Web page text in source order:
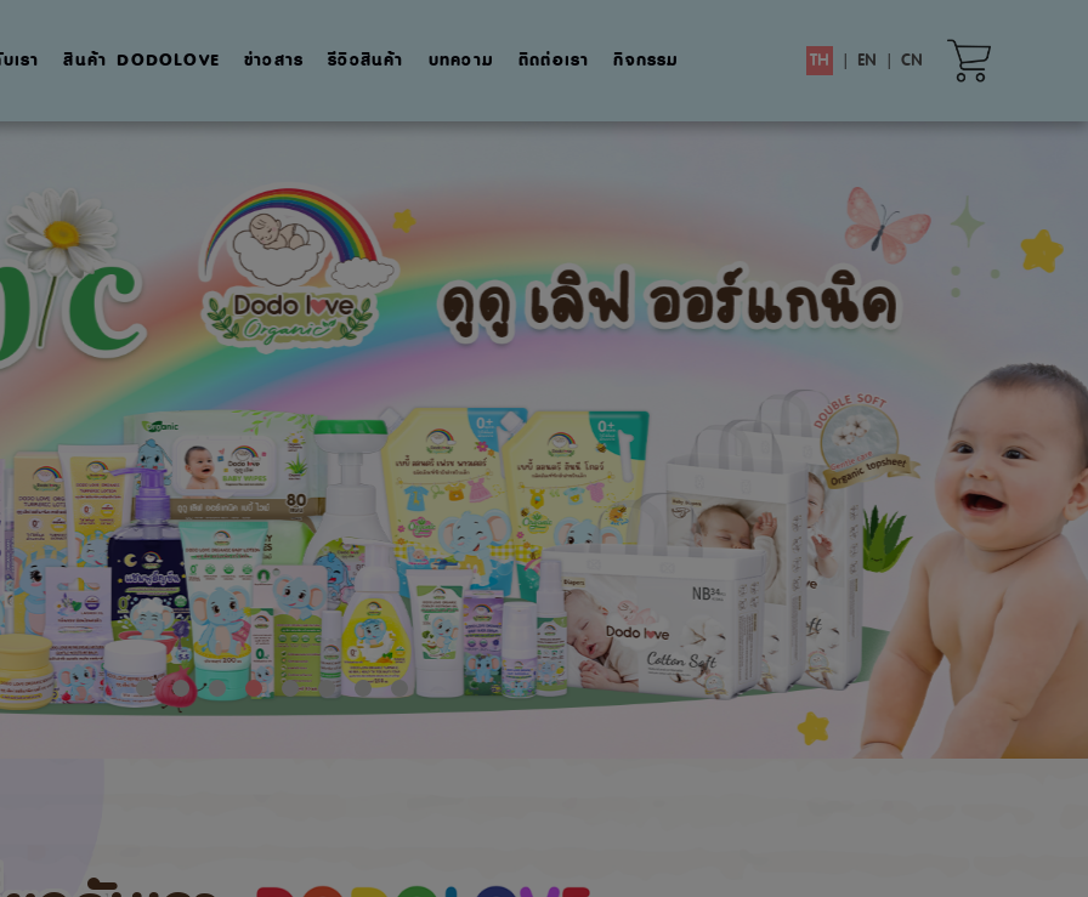
เรา สินค้า DODOLOVE ข่าวสาร รีวิวสินค้า บทความ ติดต่อเรา กิจกรรม TH | EN | CN